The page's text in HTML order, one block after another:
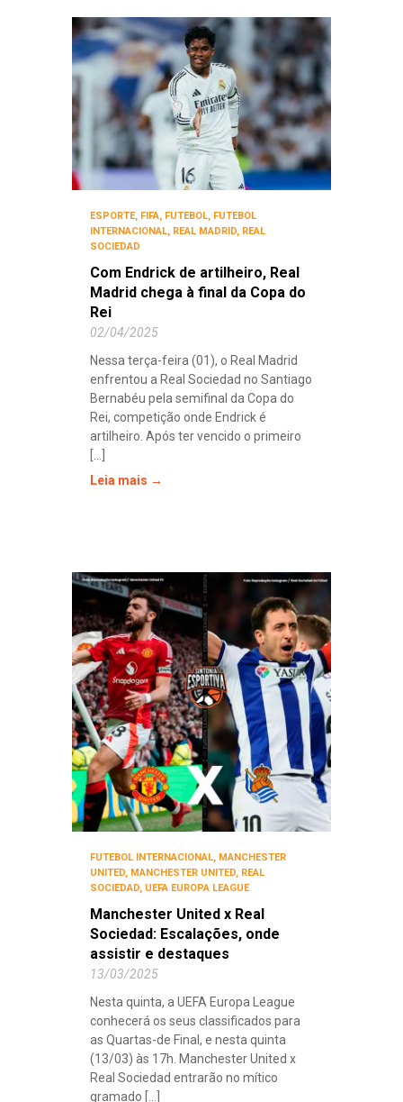
ESPORTE, FIFA, FUTEBOL, FUTEBOL
INTERNACIONAL, REAL MADRID, REAL
SOCIEDAD
Com Endrick de artilheiro, Real
Madrid chega à final da Copa do
Rei
02/04/2025
Nessa terça-feira (01), o Real Madrid
enfrentou a Real Sociedad no Santiago
Bernabéu pela semifinal da Copa do
Rei, competição onde Endrick é
artilheiro. Após ter vencido o primeiro
Leia mais →
FUTEBOL INTERNACIONAL, MANCHESTER
UNITED, MANCHESTER UNITED, REAL
SOCIEDAD, UEFA EUROPA LEAGUE
Manchester United x Real
Sociedad: Escalações, onde
assistir e destaques
13/03/2025
Nesta quinta, a UEFA Europa League
conhecerá os seus classificados para
as Quartas-de Final, e nesta quinta
(13/03) às 17h. Manchester United x
Real Sociedad entrarão no mítico
gramado [...]